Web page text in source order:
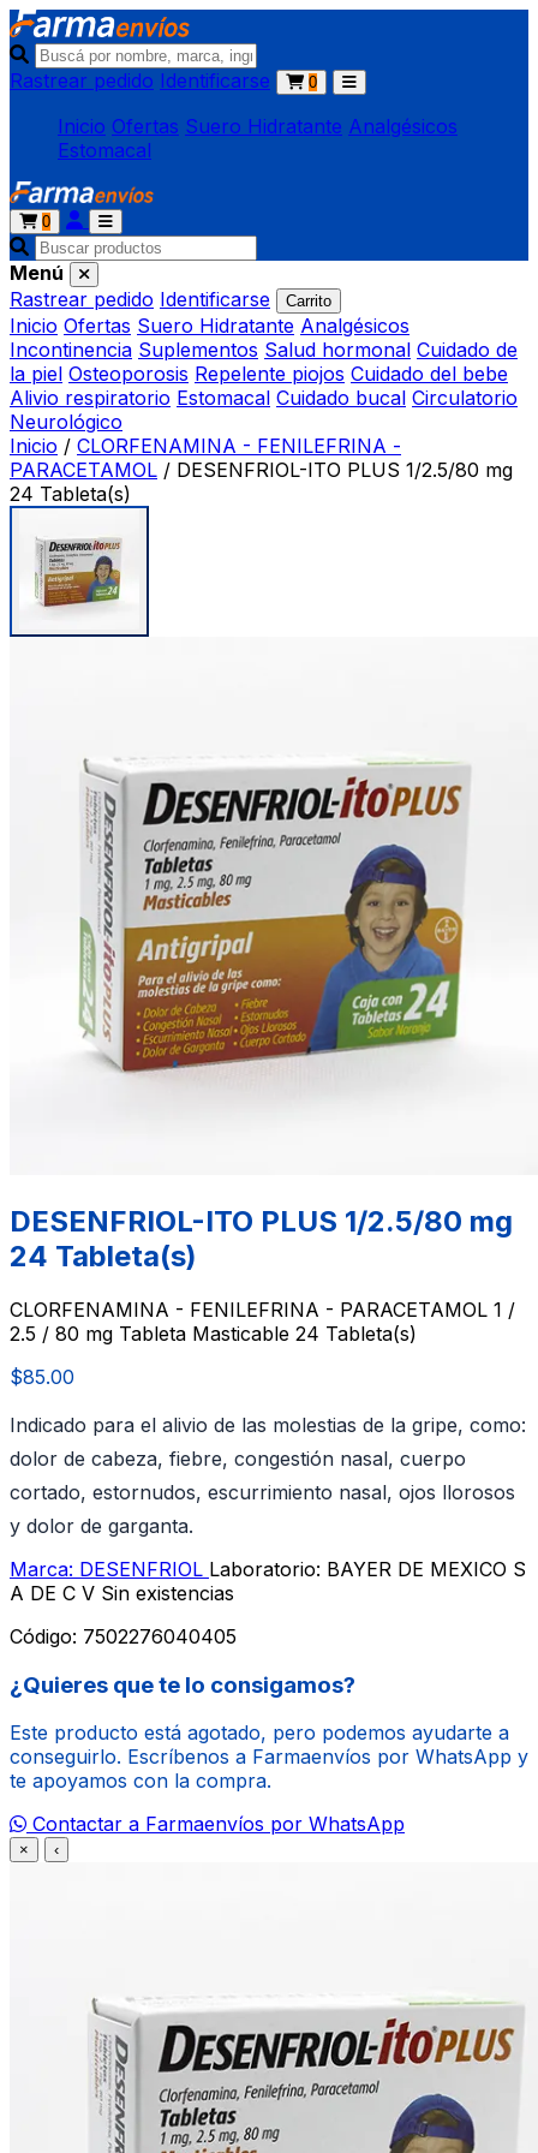
Rastrear pedido Identificarse 0
Inicio Ofertas Suero Hidratante Analgésicos
Estomacal
0
Menú
Rastrear pedido Identificarse Carrito
Inicio Ofertas Suero Hidratante Analgésicos
Incontinencia Suplementos Salud hormonal Cuidado de
la piel Osteoporosis Repelente piojos Cuidado del bebe
Alivio respiratorio Estomacal Cuidado bucal Circulatorio
Neurológico
Inicio / CLORFENAMINA - FENILEFRINA -
PARACETAMOL / DESENFRIOL-ITO PLUS 1/2.5/80 mg
24 Tableta(s)
DESENFRIOL-ITO PLUS 1/2.5/80 mg
24 Tableta(s)
CLORFENAMINA - FENILEFRINA - PARACETAMOL 1 /
2.5 / 80 mg Tableta Masticable 24 Tableta(s)
$85.00
Indicado para el alivio de las molestias de la gripe, como:
dolor de cabeza, fiebre, congestión nasal, cuerpo
cortado, estornudos, escurrimiento nasal, ojos llorosos
y dolor de garganta.
Marca: DESENFRIOL Laboratorio: BAYER DE MEXICO S
A DE C V Sin existencias
Código: 7502276040405
¿Quieres que te lo consigamos?
Este producto está agotado, pero podemos ayudarte a
conseguirlo. Escríbenos a Farmaenvíos por WhatsApp y
te apoyamos con la compra.
Contactar a Farmaenvíos por WhatsApp
× ‹